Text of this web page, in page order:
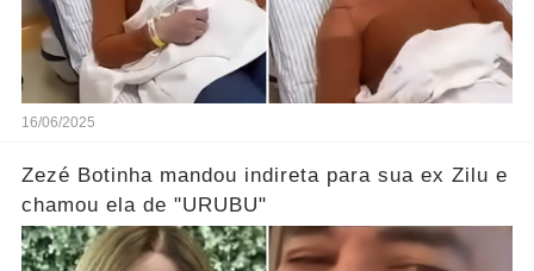
16/06/2025
Zezé Botinha mandou indireta para sua ex Zilu e
chamou ela de "URUBU"